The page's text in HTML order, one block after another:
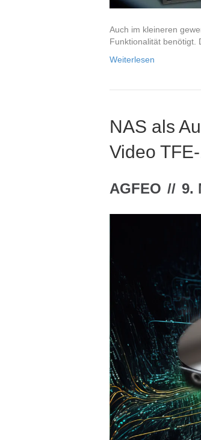
Auch im kleineren
Funktionalität benötigt.
Weiterlesen
NAS als
Video
AGFEO // 9.